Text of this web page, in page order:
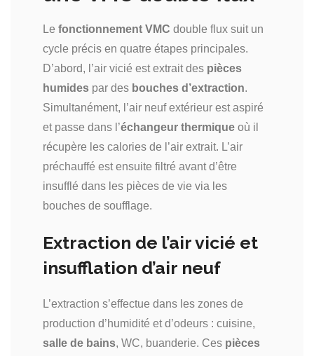
Le fonctionnement VMC double flux suit un
cycle précis en quatre étapes principales.
D’abord, l’air vicié est extrait des pièces
humides par des bouches d’extraction.
Simultanément, l’air neuf extérieur est aspiré
et passe dans l’échangeur thermique où il
récupère les calories de l’air extrait. L’air
préchauffé est ensuite filtré avant d’être
insufflé dans les pièces de vie via les
bouches de soufflage.
Extraction de l’air vicié et
insufflation d’air neuf
L’extraction s’effectue dans les zones de
production d’humidité et d’odeurs : cuisine,
salle de bains, WC, buanderie. Ces pièces